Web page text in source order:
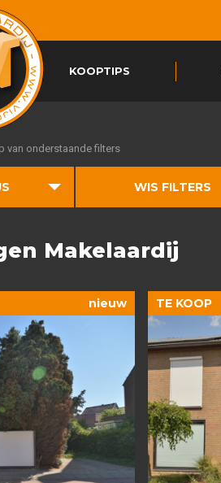
KOOPTIPS
van onderstaande filters
WIS FILTERS
Makelaardij
nieuw TE KOOP